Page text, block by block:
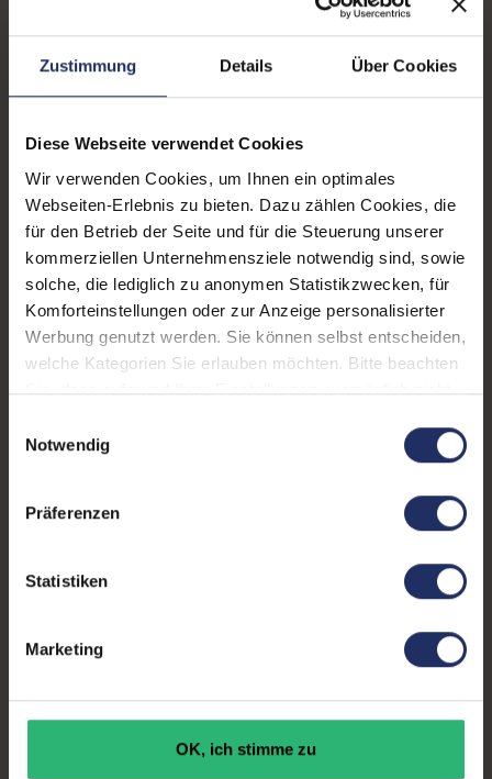
Zustimmung Details Über Cookies
Diese Webseite verwendet Cookies
Wir verwenden Cookies, um Ihnen ein optimales
Webseiten-Erlebnis zu bieten. Dazu zählen Cookies, die
für den Betrieb der Seite und für die Steuerung unserer
kommerziellen Unternehmensziele notwendig sind, sowie
solche, die lediglich zu anonymen Statistikzwecken, für
Komforteinstellungen oder zur Anzeige personalisierter
Werbung genutzt werden. Sie können selbst entscheiden,
welche Kategorien Sie erlauben möchten. Bitte beachten
Sie, dass aufgrund Ihrer Einstellungen, womöglich nicht
Weitere Informationen finden Sie in
Notwendig
Präferenzen
Statistiken
Marketing
OK, ich stimme zu
Helligkeit: 250 cd/m²
Blickwinkel: 178°/178°
Pixelabstand: 0,275 mm
Displayauflösung: 1920 x 1080 FHD
Reaktionszeit: 6 ms
Stromverbrauch:
Displaygröße: 23,8 Zoll
Schnittstellen: 1x DisplayPort 1.2 , 1x HDMI
1.4, 1x USB 3 Typ B, 1x VGA,
Webcam:
Kontrast:
, Schwenkbar
Touchscreen:
Bildwiederholrate: 60Hz
Partnerprogramm: Ja